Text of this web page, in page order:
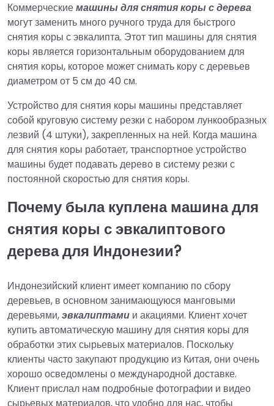
Коммерческиемашины для снятия коры с дерева
могут заменить много ручного труда для быстрого
снятия коры с эвкалипта. Этот тип машины для снятия
коры является горизонтальным оборудованием для
снятия коры, которое может снимать кору с деревьев
диаметром от 5 см до 40 см.
Устройство для снятия коры машины представляет
собой круговую систему резки с набором лункообразных
лезвий (4 штуки), закрепленных на ней. Когда машина
для снятия коры работает, транспортное устройство
машины будет подавать дерево в систему резки с
постоянной скоростью для снятия коры.
Почему была куплена машина для
снятия коры с эвкалиптового
дерева для Индонезии?
Индонезийский клиент имеет компанию по сбору
деревьев, в основном занимающуюся манговыми
деревьями,эвкалиптами и акациями. Клиент хочет
купить автоматическую машину для снятия коры для
обработки этих сырьевых материалов. Поскольку
клиенты часто закупают продукцию из Китая, они очень
хорошо осведомлены о международной доставке.
Клиент прислал нам подробные фотографии и видео